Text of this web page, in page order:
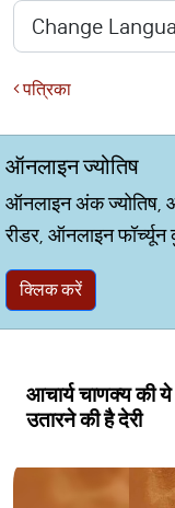
पत्रिका
ऑनलाइन ज्योतिष
ऑनलाइन अंक ज्योतिष,
रीडर, ऑनलाइन
क्लिक करें
आचार्य चाणक्य की
उतारने की है देरी